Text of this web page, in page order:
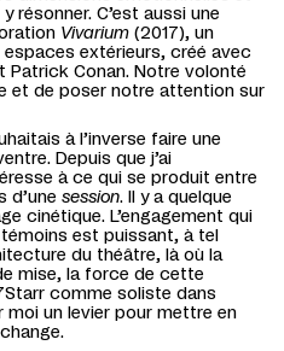
résonner. C’est aussi une
Vivarium (2017), un
extérieurs, créé avec
Patrick Conan. Notre volonté
et de poser notre attention sur
à l’inverse faire une
Depuis que j’ai
à ce qui se produit entre
d’une session. Il y a quelque
cinétique. L’engagement qui
est puissant, à tel
du théâtre, là où la
mise, la force de cette
comme soliste dans
moi un levier pour mettre en